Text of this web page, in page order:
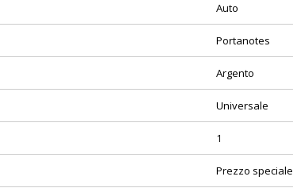
Auto
Portanotes
Argento
Universale
1
Prezzo speciale